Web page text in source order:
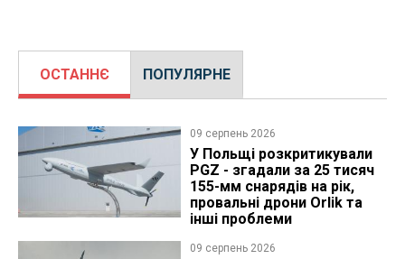
ОСТАННЄ ПОПУЛЯРНЕ
09 серпень 2026
У Польщі розкритикували
PGZ - згадали за 25 тисяч
155-мм снарядів на рік,
провальні дрони Orlik та
інші проблеми
09 серпень 2026